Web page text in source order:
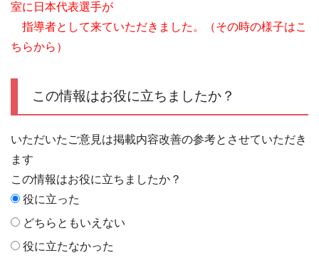
室に日本代表選手が
指導者として来ていただきました。（その時の様子はこ
ちらから）
この情報はお役に立ちましたか？
いただいたご意見は掲載内容改善の参考とさせていただき
ます
この情報はお役に立ちましたか？
役に立った
どちらともいえない
役に立たなかった